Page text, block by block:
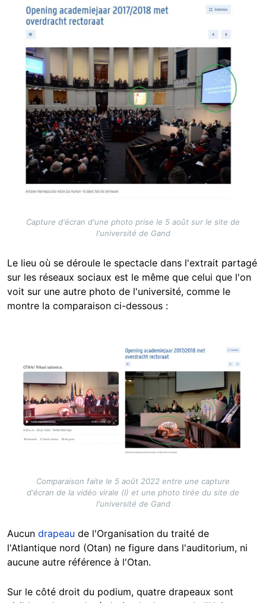
Image
Capture d'écran d'une photo prise le 5 août sur le site de
l'université de Gand
Le lieu où se déroule le spectacle dans l'extrait partagé
sur les réseaux sociaux est le même que celui que l'on
voit sur une autre photo de l'université, comme le
montre la comparaison ci-dessous :
Comparaison faite le 5 août 2022 entre une capture
d'écran de la vidéo virale (I) et une photo tirée du site de
l'université de Gand
Aucun drapeau de l'Organisation du traité de
l'Atlantique nord (Otan) ne figure dans l'auditorium, ni
aucune autre référence à l'Otan.
Sur le côté droit du podium, quatre drapeaux sont